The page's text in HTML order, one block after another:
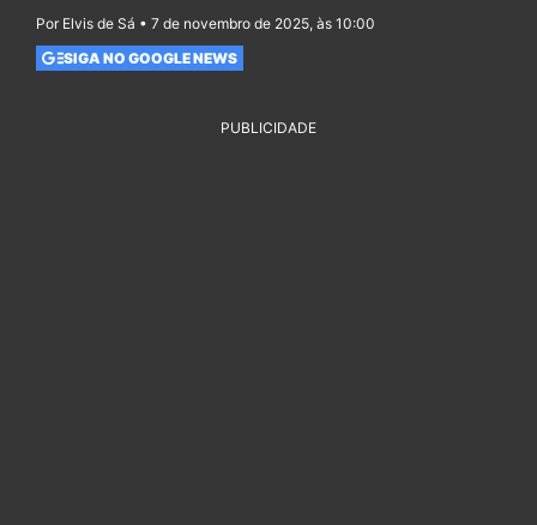
Por Elvis de Sá • 7 de novembro de 2025, às 10:00
SIGA NO GOOGLE NEWS
PUBLICIDADE